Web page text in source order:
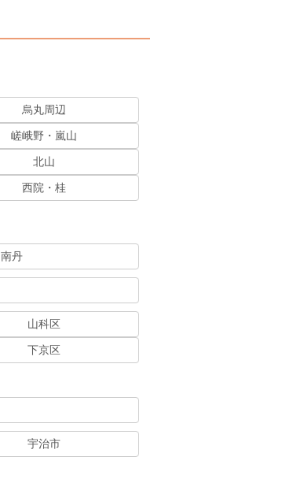
烏丸周辺
嵯峨野・嵐山
北山
西院・桂
南丹
山科区
下京区
宇治市